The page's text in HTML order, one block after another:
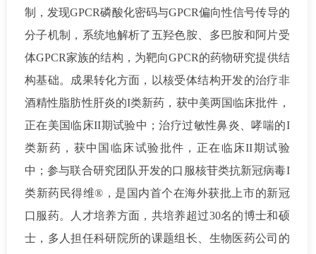
制，发现GPCR磷酸化密码与GPCR偏向性信号传导的
分子机制，系统地解析了五羟色胺、多巴胺和阿片受
体GPCR家族的结构，为靶向GPCR的药物研究提供结
构基础。成果转化方面，以核受体结构开发的治疗非
酒精性脂肪性肝炎的I类新药，获中美两国临床批件，
正在美国临床II期试验中；治疗过敏性鼻炎、哮喘的I
类新药，获中国临床试验批件，正在临床II期试验
中；参与联合研究团队开发的口服核苷类抗新冠病毒I
类新药民得维®，是国内首个在海外获批上市的新冠
口服药。人才培养方面，共培养超过30名的博士和硕
士，多人担任科研院所的课题组长、生物医药公司的